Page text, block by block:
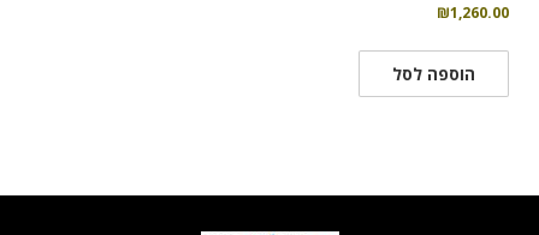
₪1,260.00
הוספה לסל